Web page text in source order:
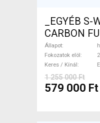
_EGYÉB
CARBON
Országúti
Állapot
Fokozatok elöl
2
Keres / Kínál
1 255 000 Ft
579 000 Ft